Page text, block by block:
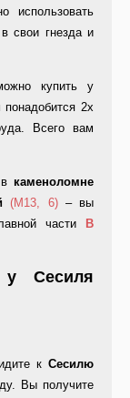
использовать
свои гнезда и
купить у
2х
Всего вам
каменоломне
(M13, 6)– вы
части
В
Сесиля
к Сесилю
Вы получите